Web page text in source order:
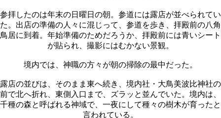
参拝したのは年末の日曜日の朝。参道には露店が並べられてい
た。出店の準備の人々に混じって、参道を歩き、拝殿前の八角
鳥居に到着。年始準備のためだろうか、拝殿前には青いシート
が貼られ、撮影にはむかない景観。
境内では、神職の方々が朝の掃除の最中だった。
露店の並びは、そのまま東へ続き、境内社・大鳥美波比神社の
前で北へ折れ、東側入口まで、ズラッと並んでいた。境内は、
千種の森と呼ばれる神域で、一夜にして種々の樹木が育ったと
言われている。